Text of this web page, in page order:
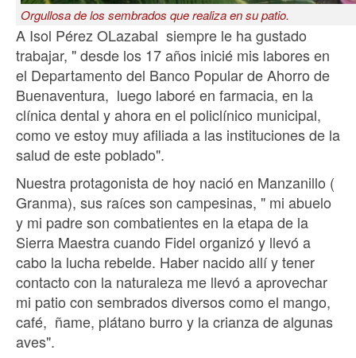
Orgullosa de los sembrados que realiza en su patio.
A Isol Pérez OLazabal siempre le ha gustado
trabajar, " desde los 17 años inicié mis labores en
el Departamento del Banco Popular de Ahorro de
Buenaventura, luego laboré en farmacia, en la
clínica dental y ahora en el policlínico municipal,
como ve estoy muy afiliada a las instituciones de la
salud de este poblado".
Nuestra protagonista de hoy nació en Manzanillo (
Granma), sus raíces son campesinas, " mi abuelo
y mi padre son combatientes en la etapa de la
Sierra Maestra cuando Fidel organizó y llevó a
cabo la lucha rebelde. Haber nacido allí y tener
contacto con la naturaleza me llevó a aprovechar
mi patio con sembrados diversos como el mango,
café, ñame, plátano burro y la crianza de algunas
aves".